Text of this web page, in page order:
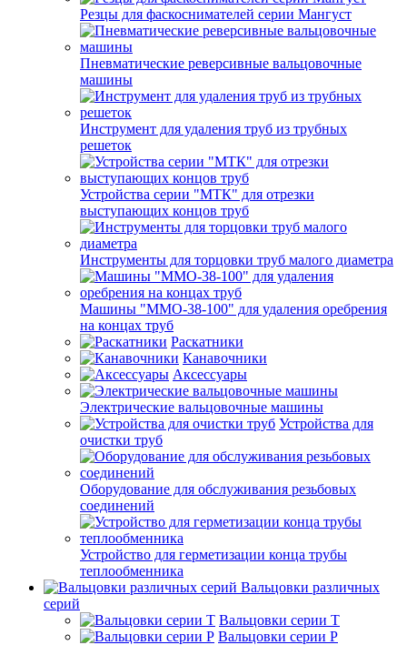
Резцы для фаскоснимателей серии Мангуст
Пневматические реверсивные вальцовочные
машины
Инструмент для удаления труб из трубных
решеток
Устройства серии "МТК" для отрезки
выступающих концов труб
Инструменты для торцовки труб малого диаметра
Машины "ММО-38-100" для удаления оребрения
на концах труб
Раскатники
Канавочники
Аксессуары
Электрические вальцовочные машины
Устройства для
очистки труб
Оборудование для обслуживания резьбовых
соединений
Устройство для герметизации конца трубы
теплообменника
Вальцовки различных
серий
Вальцовки серии Т
Вальцовки серии Р